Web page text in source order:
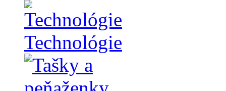
Technológie